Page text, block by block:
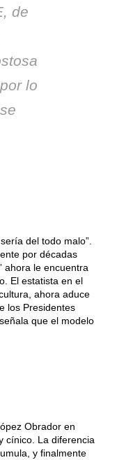
de
lo
del todo malo”.
por décadas
ahora le encuentra
El estatista en el
ahora aduce
los Presidentes
que el modelo
Obrador en
cínico. La diferencia
y finalmente